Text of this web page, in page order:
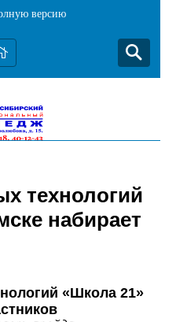
версию
технологий
набирает
«Школа 21»